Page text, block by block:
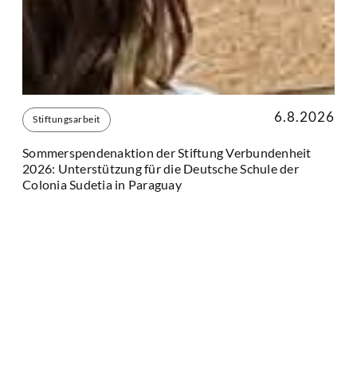
Stiftungsarbeit 6.8.2026
Sommerspendenaktion der Stiftung Verbundenheit
2026: Unterstützung für die Deutsche Schule der
Colonia Sudetia in Paraguay